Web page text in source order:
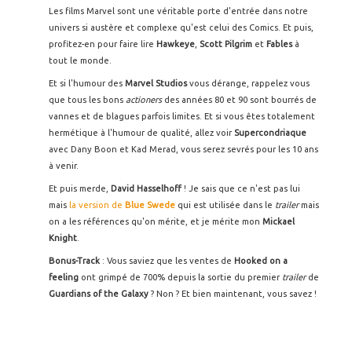
Les films Marvel sont une véritable porte d'entrée dans notre
univers si austère et complexe qu'est celui des Comics. Et puis,
profitez-en pour faire lire Hawkeye Scott Pilgrim et Fablesà
tout le monde.
Et si l'humour des Marvel Studiosvous dérange, rappelez vous
que tous les bons actionersdes années 80 et 90 sont bourrés de
vannes et de blagues parfois limites. Et si vous êtes totalement
hermétique à l'humour de qualité, allez voir Supercondriaque
avec Dany Boon et Kad Merad, vous serez sevrés pour les 10 ans
à venir.
Et puis merde, David Hasselhoff! Je sais que ce n'est pas lui
mais la version de Blue Swede qui est utilisée dans le trailermais
on a les références qu'on mérite, et je mérite mon Mickael
Knight
Bonus-Track : Vous saviez que les ventes de Hooked on a
feeling ont grimpé de 700% depuis la sortie du premier trailerde
Guardians of the Galaxy ? Non ? Et bien maintenant, vous savez !